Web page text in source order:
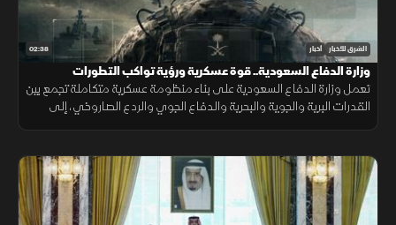
02:38 الشرق للأخبار أخبار
وزارة الدفاع السعودية.. قوة عسكرية ورؤية تواكب التطورات
تعمل وزارة الدفاع السعودية على بناء منظومة عسكرية متكاملة تجمع بين
القدرات البرية والجوية والبحرية والدفاع الجوي والردع الصاروخي، إلى